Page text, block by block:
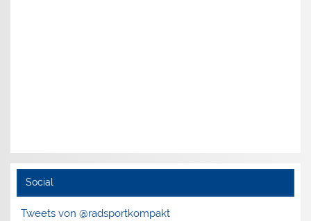
Social
Tweets von @radsportkompakt